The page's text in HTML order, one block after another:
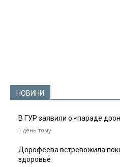
НОВИНИ
В ГУР заявили о «параде
1 день тому
Дорофеева встревожила
здоровье